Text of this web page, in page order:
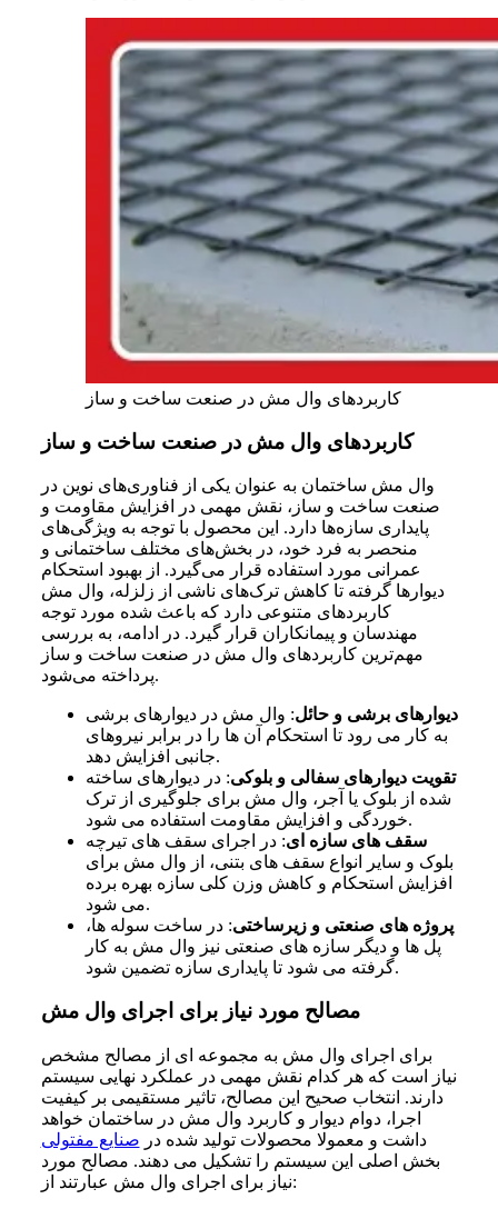
کاربردهای وال مش در صنعت ساخت و ساز
کاربردهای وال مش در صنعت ساخت و ساز
وال مش ساختمان به عنوان یکی از فناوری‌های نوین در
صنعت ساخت و ساز، نقش مهمی در افزایش مقاومت و
پایداری سازه‌ها دارد. این محصول با توجه به ویژگی‌های
منحصر به فرد خود، در بخش‌های مختلف ساختمانی و
عمرانی مورد استفاده قرار می‌گیرد. از بهبود استحکام
دیوارها گرفته تا کاهش ترک‌های ناشی از زلزله، وال مش
کاربردهای متنوعی دارد که باعث شده مورد توجه
مهندسان و پیمانکاران قرار گیرد. در ادامه، به بررسی
مهم‌ترین کاربردهای وال مش در صنعت ساخت و ساز
پرداخته می‌شود.
دیوارهای برشی و حائل: وال مش در دیوارهای برشی
به کار می رود تا استحکام آن ها را در برابر نیروهای
جانبی افزایش دهد.
تقویت دیوارهای سفالی و بلوکی:در دیوارهای ساخته
شده از بلوک یا آجر، وال مش برای جلوگیری از ترک
خوردگی و افزایش مقاومت استفاده می شود.
سقف های سازه ای:در اجرای سقف های تیرچه
بلوک و سایر انواع سقف های بتنی، از وال مش برای
افزایش استحکام و کاهش وزن کلی سازه بهره برده
می شود.
پروژه های صنعتی و زیرساختی:در ساخت سوله ها،
پل ها و دیگر سازه های صنعتی نیز وال مش به کار
گرفته می شود تا پایداری سازه تضمین شود.
مصالح مورد نیاز برای اجرای وال مش
برای اجرای وال مش به مجموعه ای از مصالح مشخص
نیاز است که هر کدام نقش مهمی در عملکرد نهایی سیستم
دارند. انتخاب صحیح این مصالح، تاثیر مستقیمی بر کیفیت
اجرا، دوام دیوار و کاربرد وال مش در ساختمان خواهد
داشت و معمولا محصولات تولید شده در صنایع مفتولی
بخش اصلی این سیستم را تشکیل می دهند. مصالح مورد
نیاز برای اجرای وال مش عبارتند از: